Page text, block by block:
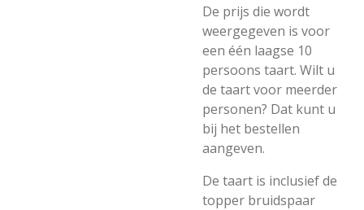
De prijs die wordt
weergegeven is voor
een één laagse 10
persoons taart. Wilt u
de taart voor meerder
personen? Dat kunt u
bij het bestellen
aangeven.
De taart is inclusief de
topper bruidspaar